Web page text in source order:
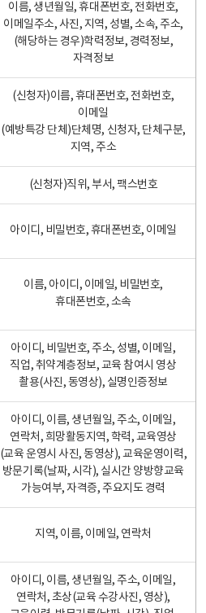
이름, 생년월일, 휴대폰번호, 전화번호,
이메일주소, 사진, 지역, 성별, 소속, 주소,
(해당하는 경우)학력정보, 경력정보,
자격정보
(신청자)이름, 휴대폰번호, 전화번호,
이메일
(예방특강 단체)단체명, 신청자, 단체구분,
지역, 주소
(신청자)직위, 부서, 팩스번호
아이디, 비밀번호, 휴대폰번호, 이메일
이름, 아이디, 이메일, 비밀번호,
휴대폰번호, 소속
아이디, 비밀번호, 주소, 성별, 이메일,
직업, 취약계층정보, 교육 참여시 영상
촬용(사진, 동영상), 실명인증정보
아이디, 이름, 생년월일, 주소, 이메일,
연락처, 희망활동지역, 학력, 교육영상
(교육 운영시 사진, 동영상), 교육운영이력,
방문기록(날짜, 시각), 실시간 양방향교육
가능여부, 자격증, 주요지도 경력
지역, 이름, 이메일, 연락처
아이디, 이름, 생년월일, 주소, 이메일,
연락처, 초상(교육 수강사진, 영상),